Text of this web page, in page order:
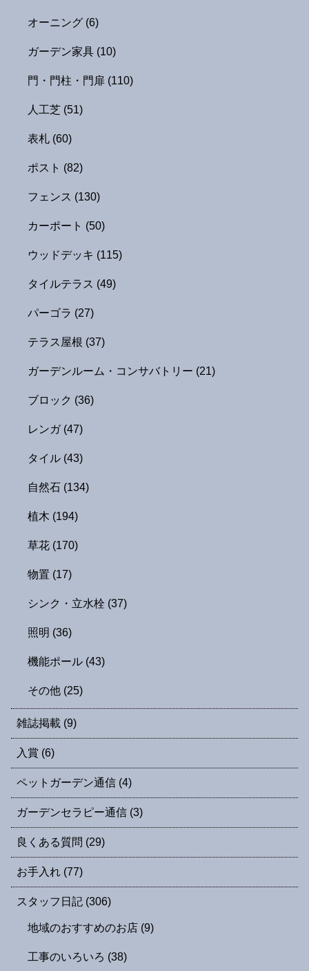
オーニング (6)
ガーデン家具 (10)
門・門柱・門扉 (110)
人工芝 (51)
表札 (60)
ポスト (82)
フェンス (130)
カーポート (50)
ウッドデッキ (115)
タイルテラス (49)
パーゴラ (27)
テラス屋根 (37)
ガーデンルーム・コンサバトリー (21)
ブロック (36)
レンガ (47)
タイル (43)
自然石 (134)
植木 (194)
草花 (170)
物置 (17)
シンク・立水栓 (37)
照明 (36)
機能ポール (43)
その他 (25)
雑誌掲載 (9)
入賞 (6)
ペットガーデン通信 (4)
ガーデンセラピー通信 (3)
良くある質問 (29)
お手入れ (77)
スタッフ日記 (306)
地域のおすすめのお店 (9)
工事のいろいろ (38)